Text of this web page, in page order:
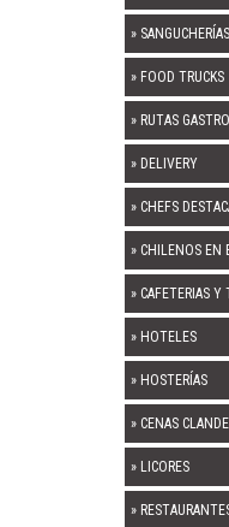
»
» FOOD TRUCKS
» RUTAS
» DELIVERY
» CHEFS
» CHILENOS EN
» CAFETERIAS Y
» HOTELES
» HOSTERÍAS
» CENAS
» LICORES
»